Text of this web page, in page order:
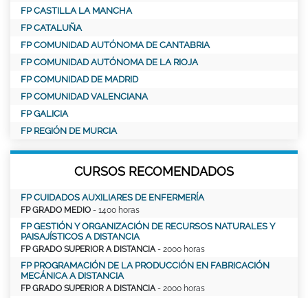
FP CASTILLA LA MANCHA
FP CATALUÑA
FP COMUNIDAD AUTÓNOMA DE CANTABRIA
FP COMUNIDAD AUTÓNOMA DE LA RIOJA
FP COMUNIDAD DE MADRID
FP COMUNIDAD VALENCIANA
FP GALICIA
FP REGIÓN DE MURCIA
CURSOS RECOMENDADOS
FP CUIDADOS AUXILIARES DE ENFERMERÍA
FP GRADO MEDIO - 1400 horas
FP GESTIÓN Y ORGANIZACIÓN DE RECURSOS NATURALES Y
PAISAJÍSTICOS A DISTANCIA
FP GRADO SUPERIOR A DISTANCIA - 2000 horas
FP PROGRAMACIÓN DE LA PRODUCCIÓN EN FABRICACIÓN
MECÁNICA A DISTANCIA
FP GRADO SUPERIOR A DISTANCIA - 2000 horas